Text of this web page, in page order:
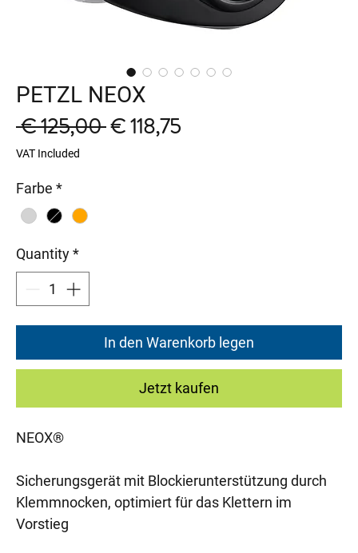
PETZL NEOX
€ 125,00 Regular
€ 118,75Sale
VAT Included
Farbe *
Quantity*
In den Warenkorb legen
Jetzt kaufen
NEOX®
Sicherungsgerät mit Blockierunterstützung durch
Klemmnocken, optimiert für das Klettern im
Vorstieg